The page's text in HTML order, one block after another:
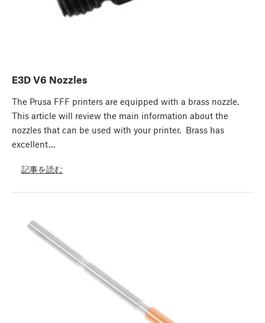
E3D V6 Nozzles
The Prusa FFF printers are equipped with a brass nozzle.
This article will review the main information about the
nozzles that can be used with your printer. Brass has
excellent…
記事を読む